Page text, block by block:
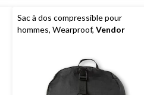
Sac à dos compressible pour
hommes, Wearproof, Vendor